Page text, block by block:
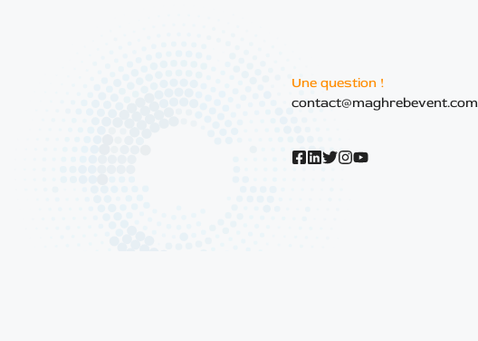
Une question !
contact@maghrebevent.com